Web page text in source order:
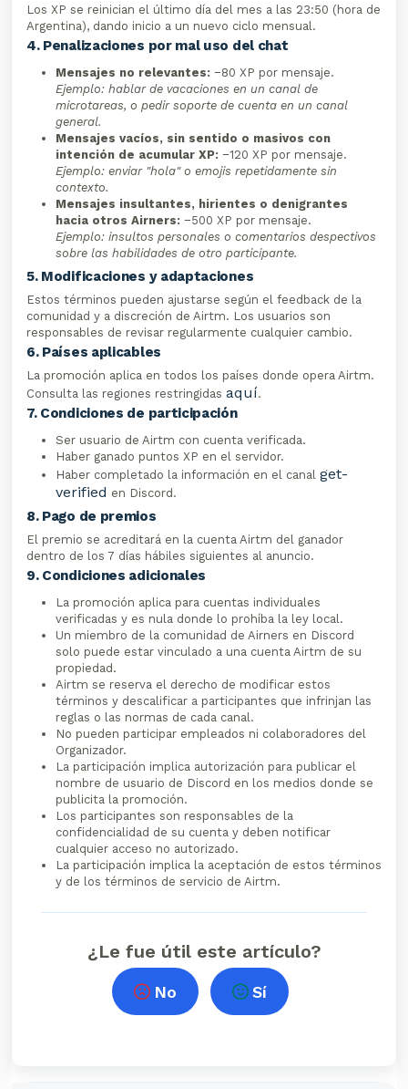
Los XP se reinician el último día del mes a las 23:50 (hora de
Argentina), dando inicio a un nuevo ciclo mensual.
4. Penalizaciones por mal uso del chat
Mensajes no relevantes: −80 XP por mensaje.
Ejemplo: hablar de vacaciones en un canal de
microtareas, o pedir soporte de cuenta en un canal
general.
Mensajes vacíos, sin sentido o masivos con
intención de acumular XP: −120 XP por mensaje.
Ejemplo: enviar "hola" o emojis repetidamente sin
contexto.
Mensajes insultantes, hirientes o denigrantes
hacia otros Airners: −500 XP por mensaje.
Ejemplo: insultos personales o comentarios despectivos
sobre las habilidades de otro participante.
5. Modificaciones y adaptaciones
Estos términos pueden ajustarse según el feedback de la
comunidad y a discreción de Airtm. Los usuarios son
responsables de revisar regularmente cualquier cambio.
6. Países aplicables
La promoción aplica en todos los países donde opera Airtm.
Consulta las regiones restringidas aquí.
7. Condiciones de participación
Ser usuario de Airtm con cuenta verificada.
Haber ganado puntos XP en el servidor.
Haber completado la información en el canal get-
verified en Discord.
8. Pago de premios
El premio se acreditará en la cuenta Airtm del ganador
dentro de los 7 días hábiles siguientes al anuncio.
9. Condiciones adicionales
La promoción aplica para cuentas individuales
verificadas y es nula donde lo prohíba la ley local.
Un miembro de la comunidad de Airners en Discord
solo puede estar vinculado a una cuenta Airtm de su
propiedad.
Airtm se reserva el derecho de modificar estos
términos y descalificar a participantes que infrinjan las
reglas o las normas de cada canal.
No pueden participar empleados ni colaboradores del
Organizador.
La participación implica autorización para publicar el
nombre de usuario de Discord en los medios donde se
publicita la promoción.
Los participantes son responsables de la
confidencialidad de su cuenta y deben notificar
cualquier acceso no autorizado.
La participación implica la aceptación de estos términos
y de los términos de servicio de Airtm.
¿Le fue útil este artículo?
No Sí